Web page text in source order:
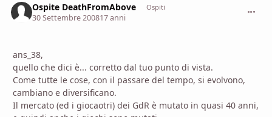
Ospite DeathFromAbove Ospiti
30 Settembre 200817 anni
ans_38,
quello che dici è... corretto dal tuo punto di vista.
Come tutte le cose, con il passare del tempo, si evolvono,
cambiano e diversificano.
Il mercato (ed i giocaotri) dei GdR è mutato in quasi 40 anni,